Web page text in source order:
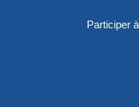
Participer